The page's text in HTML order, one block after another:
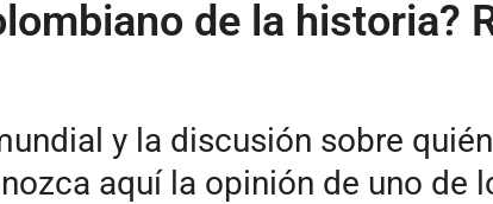
de la historia?
y la discusión sobre
aquí la opinión de uno de